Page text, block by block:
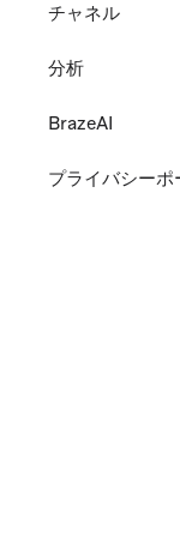
チャネル
分析
BrazeAI
プライバシーポ